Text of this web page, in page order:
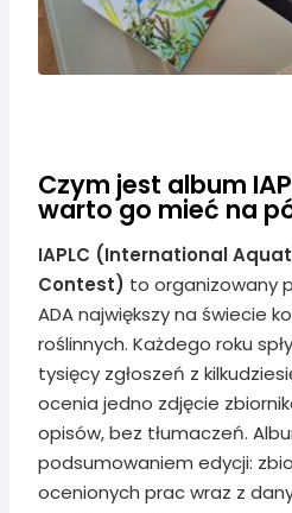
Czym jest album
warto go mieć na
IAPLC (International
Contest) to organizowany
ADA największy na świecie
roślinnych. Każdego roku
tysięcy zgłoszeń z
ocenia jedno zdjęcie
opisów, bez tłumaczeń.
podsumowaniem edycji:
ocenionych prac wraz z